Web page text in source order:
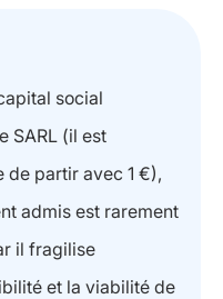
social
SARL (il est
de partir avec 1 €),
admis est rarement
il fragilise
et la viabilité de